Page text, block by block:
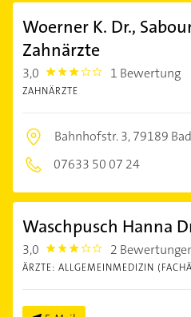
Woerner K. Dr.,
Zahnärzte
3,0 3.0 1 Bewertung
ZAHNÄRZTE
Bahnhofstr. 3,79189
07633 50 07 24
Waschpusch Hanna
3,0 3.0 2
ÄRZTE: ALLGEMEINMEDIZIN